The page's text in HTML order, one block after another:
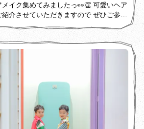
イク集めてみましたっ👀👏 可愛いヘア
介させていただきますので ぜひご参考
けいただくことで、可愛く変身してお
💄🪄 (事前予約制) お誕生日や入
ん、七五三撮影などのお付き添いで 一
にもとってもオススメです💖 せっか
メイクをしてとびきり可愛い姿でお写真